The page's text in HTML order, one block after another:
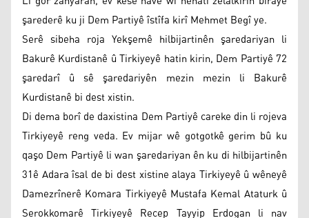
şarederê ku ji Dem Partiyê îstîfa kirî Mehmet Begî ye.
Serê sibeha roja Yekşemê hilbijartinên şaredariyan li
Bakurê Kurdistanê û Tirkiyeyê hatin kirin, Dem Partiyê 72
şaredarî û sê şaredariyên mezin mezin li Bakurê
Kurdistanê bi dest xistin.
Di dema borî de daxistina Dem Partiyê careke din li rojeva
Tirkiyeyê reng veda. Ev mijar wê gotgotkê gerim bû ku
qaşo Dem Partiyê li wan şaredariyan ên ku di hilbijartinên
31ê Adara îsal de bi dest xistine alaya Tirkiyeyê û wêneyê
Damezrînerê Komara Tirkiyeyê Mustafa Kemal Ataturk û
Serokkomarê Tirkiyeyê Recep Tayyip Erdogan li nav